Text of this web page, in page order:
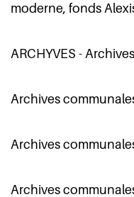
moderne, fonds
ARCHYVES -
Archives
Archives
Archives